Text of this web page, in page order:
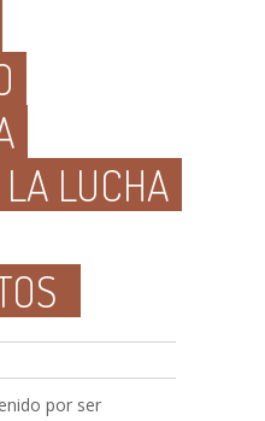
LA LUCHA
por ser